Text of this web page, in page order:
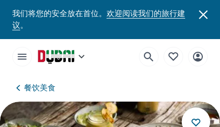
我们将您的安全放在首位。 欢迎阅读我们的旅行建
议。
餐饮美食